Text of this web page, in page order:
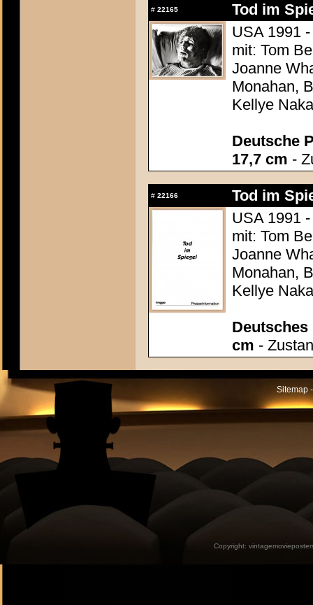
# 22165
Tod im
USA 1991
mit: Tom
Joanne
Monahan,
Kellye
Deutsche
17,7 cm -
# 22166
Tod im
USA 1991
mit: Tom
Joanne
Monahan,
Kellye
Deutsches
cm -
Sitemap
Copyright: